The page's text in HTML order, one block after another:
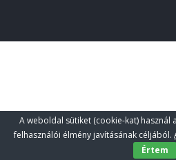
A weboldal sütiket (cookie-kat) használ
felhasználói élmény javításának céljából.
Értem